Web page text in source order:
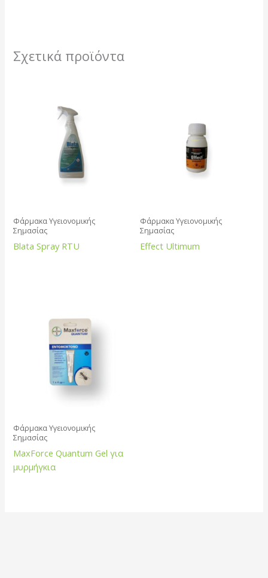
Σχετικά προϊόντα
Φάρμακα Υγειονομικής
Σημασίας
Blata Spray RTU
Φάρμακα Υγειονομικής
Σημασίας
Effect Ultimum
Φάρμακα Υγειονομικής
Σημασίας
MaxForce Quantum Gel για
μυρμήγκια